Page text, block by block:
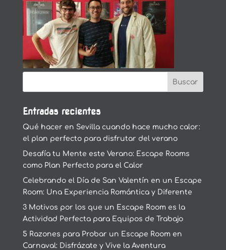
Entradas recientes
Qué hacer en Sevilla cuando hace mucho calor:
el plan perfecto para disfrutar del verano
Desafía tu Mente este Verano: Escape Rooms
como Plan Perfecto para el Calor
Celebrando el Día de San Valentín en un Escape
Room: Una Experiencia Romántica y Diferente
3 Motivos por los que un Escape Room es la
Actividad Perfecta para Equipos de Trabajo
5 Razones para Probar un Escape Room en
Carnaval: Disfrázate y Vive la Aventura